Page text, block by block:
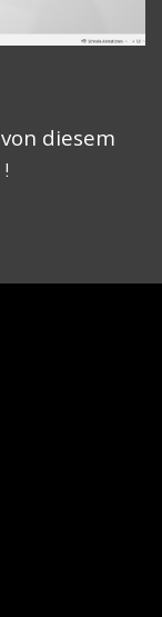
von diesem
!